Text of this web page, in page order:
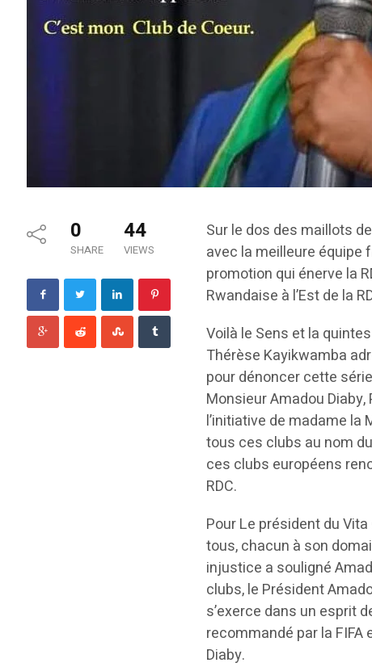
0
SHARE
44
VIEWS
Sur le dos des maillots
avec la meilleure équipe
promotion qui énerve la
Rwandaise à l’Est de la
Voilà le Sens et la
Thérèse Kayikwamba
pour dénoncer cette
Monsieur Amadou
l’initiative de madame
tous ces clubs au nom
ces clubs européens
RDC.
Pour Le président du
tous, chacun à son
injustice a souligné
clubs, le Président
s’exerce dans un esprit
recommandé par la
Diaby.